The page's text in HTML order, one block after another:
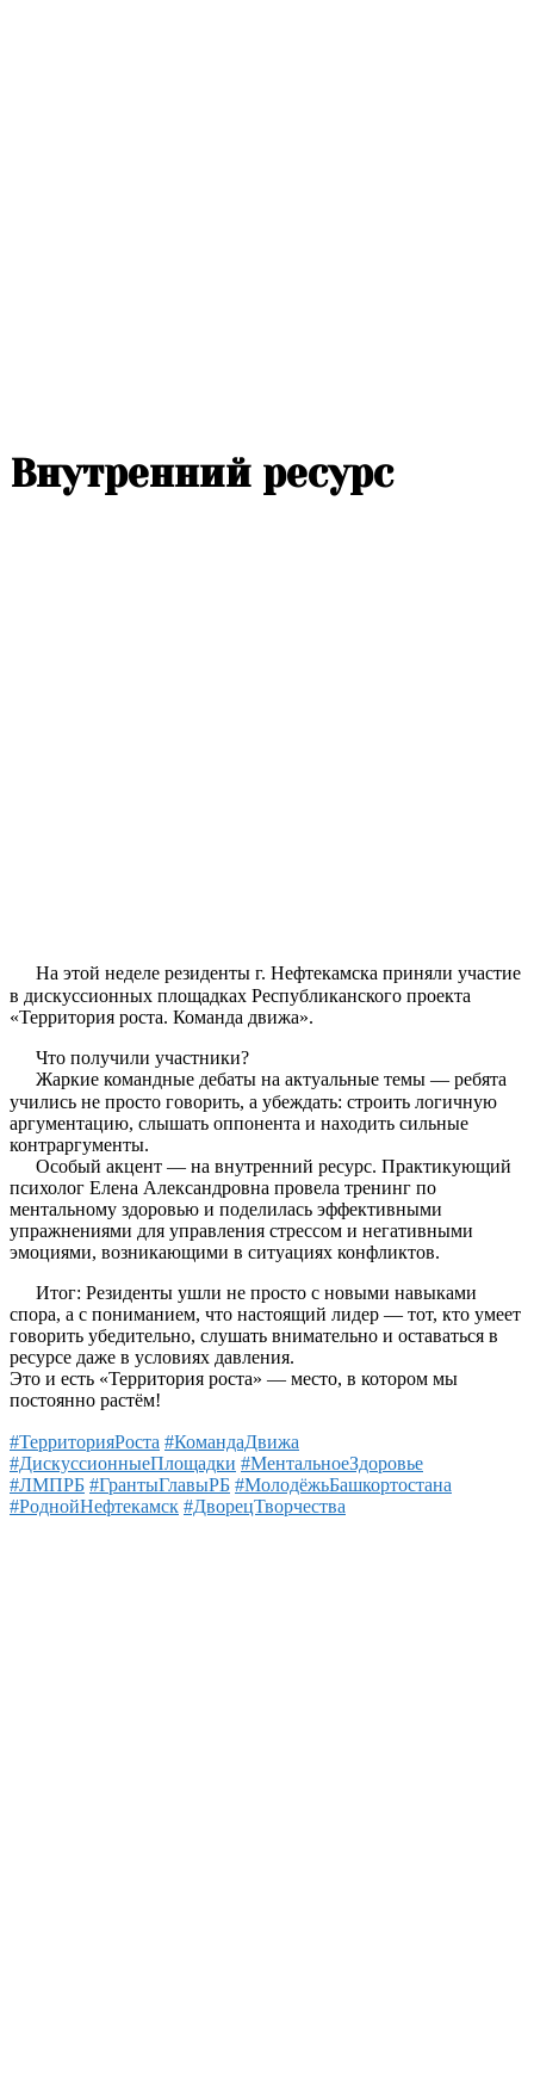
Внутренний ресурс
На этой неделе резиденты г. Нефтекамска приняли участие
в дискуссионных площадках Республиканского проекта
«Территория роста. Команда движа».
Что получили участники?
Жаркие командные дебаты на актуальные темы — ребята
учились не просто говорить, а убеждать: строить логичную
аргументацию, слышать оппонента и находить сильные
контраргументы.
Особый акцент — на внутренний ресурс. Практикующий
психолог Елена Александровна провела тренинг по
ментальному здоровью и поделилась эффективными
упражнениями для управления стрессом и негативными
эмоциями, возникающими в ситуациях конфликтов.
Итог: Резиденты ушли не просто с новыми навыками
спора, а с пониманием, что настоящий лидер — тот, кто умеет
говорить убедительно, слушать внимательно и оставаться в
ресурсе даже в условиях давления.
Это и есть «Территория роста» — место, в котором мы
постоянно растём!
#ТерриторияРоста #КомандаДвижа
#ДискуссионныеПлощадки #МентальноеЗдоровье
#ЛМПРБ #ГрантыГлавыРБ #МолодёжьБашкортостана
#РоднойНефтекамск #ДворецТворчества